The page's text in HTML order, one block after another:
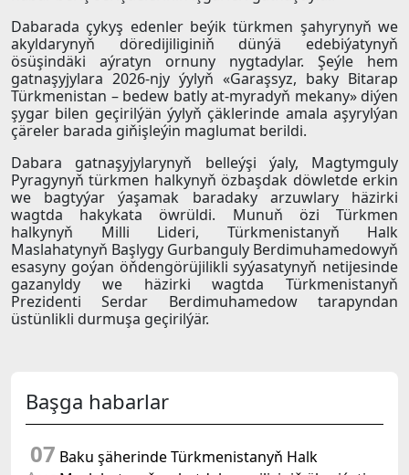
Dabarada çykyş edenler beýik türkmen şahyrynyň we
akyldarynyň döredijiliginiň dünýä edebiýatynyň
ösüşindäki aýratyn ornuny nygtadylar. Şeýle hem
gatnaşyjylara 2026-njy ýylyň «Garaşsyz, baky Bitarap
Türkmenistan – bedew batly at-myradyň mekany» diýen
şygar bilen geçirilýän ýylyň çäklerinde amala aşyrylýan
çäreler barada giňişleýin maglumat berildi.
Dabara gatnaşyjylarynyň belleýşi ýaly, Magtymguly
Pyragynyň türkmen halkynyň özbaşdak döwletde erkin
we bagtyýar ýaşamak baradaky arzuwlary häzirki
wagtda hakykata öwrüldi. Munuň özi Türkmen
halkynyň Milli Lideri, Türkmenistanyň Halk
Maslahatynyň Başlygy Gurbanguly Berdimuhamedowyň
esasyny goýan öňdengörüjilikli syýasatynyň netijesinde
gazanyldy we häzirki wagtda Türkmenistanyň
Prezidenti Serdar Berdimuhamedow tarapyndan
üstünlikli durmuşa geçirilýär.
Başga habarlar
07 Baku şäherinde Türkmenistanyň Halk